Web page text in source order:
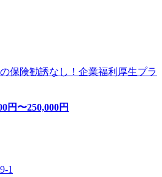
保険勧誘なし！企業福利厚生プラ
円〜250,000円
1